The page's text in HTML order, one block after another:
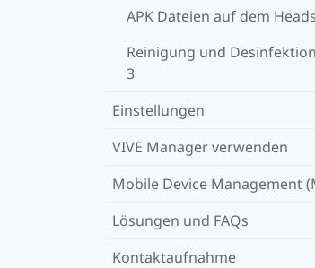
APK Dateien auf dem
Reinigung und
3
Einstellungen
VIVE Manager verwenden
Mobile Device Management
Lösungen und FAQs
Kontaktaufnahme